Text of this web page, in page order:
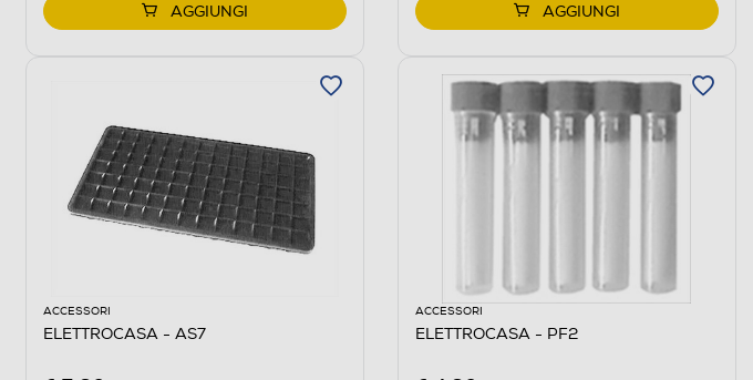
AGGIUNGI AGGIUNGI
ACCESSORI
ELETTROCASA - AS7
ACCESSORI
ELETTROCASA - PF2